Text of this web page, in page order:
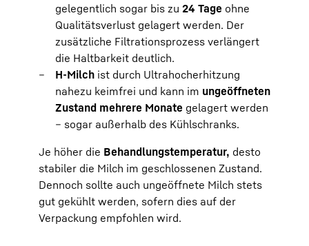
gelegentlich sogar bis zu 24 Tage ohne
Qualitätsverlust gelagert werden. Der
zusätzliche Filtrationsprozess verlängert
die Haltbarkeit deutlich.
H-Milch ist durch Ultrahocherhitzung
nahezu keimfrei und kann im ungeöffneten
Zustand mehrere Monate gelagert werden
– sogar außerhalb des Kühlschranks.
Je höher die Behandlungstemperatur, desto
stabiler die Milch im geschlossenen Zustand.
Dennoch sollte auch ungeöffnete Milch stets
gut gekühlt werden, sofern dies auf der
Verpackung empfohlen wird.